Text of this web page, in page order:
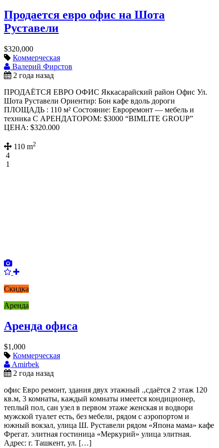
Продается евро офис на Шота
Руставели
$320,000
Коммерческая
Валерий Фирстов
2 года назад
ПРОДАЁТСЯ ЕВРО ОФИС Яккасарайский район Офис Ул.
Шота Руставели Ориентир: Бон кафе вдоль дороги
ПЛОЩАДЬ : 110 м² Состояние: Евроремонт — мебель и
техника С АРЕНДАТОРОМ: $3000 “BIMLITE GROUP”
ЦЕНА: $320.000
110 m2
4
1
Скидка
Аренда
Аренда офиса
$1,000
Коммерческая
Amirbek
2 года назад
офис Евро ремонт, здания двух этажный .,сдаётся 2 этаж 120
кв.м, 3 комнаты, каждый комнаты имеется кондиционер,
теплый пол, сан узел в первом этаже женская и водвори
мужской туалет есть, без мебели, рядом с аэропортом и
южный вокзал, улица Ш. Руставели рядом «Япона мама» кафе
Фрегат. элитная гостиница «Меркурий» улица элитная.
Адрес: г. Ташкент, ул. […]